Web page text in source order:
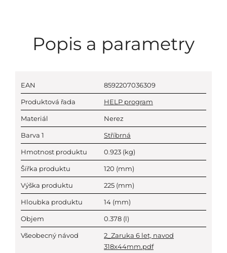
Popis a parametry
EAN 8592207036309
Produktová řada HELP program
Materiál Nerez
Barva 1 Stříbrná
Hmotnost produktu 0.923 (kg)
Šířka produktu 120 (mm)
Výška produktu 225 (mm)
Hloubka produktu 14 (mm)
Objem 0.378 (l)
Všeobecný návod
2_Zaruka 6 let, navod
318x44mm.pdf